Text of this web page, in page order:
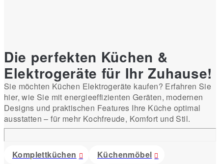
Die perfekten Küchen &
Elektrogeräte für Ihr Zuhause!
Sie möchten Küchen Elektrogeräte kaufen? Erfahren Sie
hier, wie Sie mit energieeffizienten Geräten, modernen
Designs und praktischen Features Ihre Küche optimal
ausstatten – für mehr Kochfreude, Komfort und Stil.
Komplettküchen
Küchenmöbel